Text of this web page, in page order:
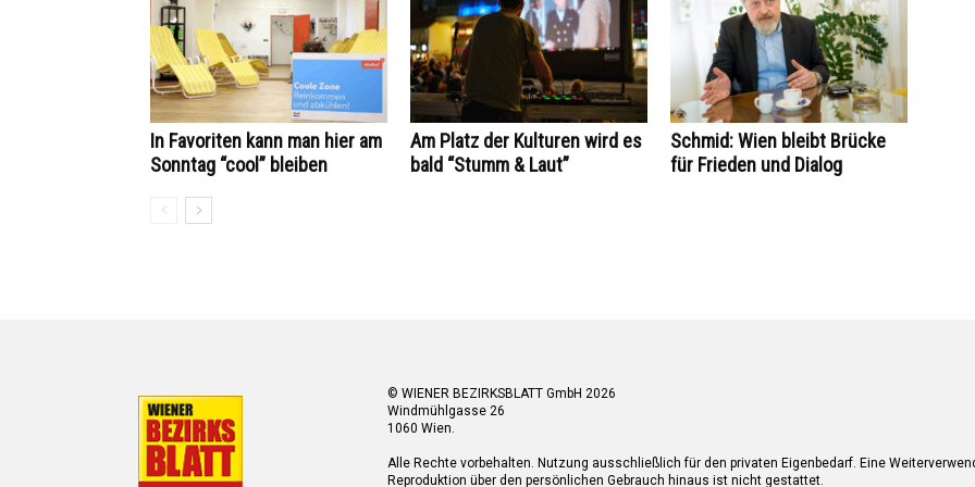
In Favoriten kann man hier am
Sonntag “cool” bleiben
Am Platz der Kulturen wird es
bald “Stumm & Laut”
Schmid: Wien bleibt Brücke
für Frieden und Dialog
© WIENER BEZIRKSBLATT GmbH 2026
Windmühlgasse 26
1060 Wien.
Alle Rechte vorbehalten. Nutzung ausschließlich für den privaten Eigenbedarf. Eine
Reproduktion über den persönlichen Gebrauch hinaus ist nicht gestattet.